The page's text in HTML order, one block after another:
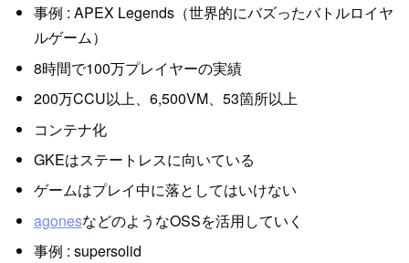
事例 : APEX Legends（世界的にバズったバトルロイヤ
ルゲーム）
8時間で100万プレイヤーの実績
200万CCU以上、6,500VM、53箇所以上
コンテナ化
GKEはステートレスに向いている
ゲームはプレイ中に落としてはいけない
agonesなどのようなOSSを活用していく
事例 : supersolid